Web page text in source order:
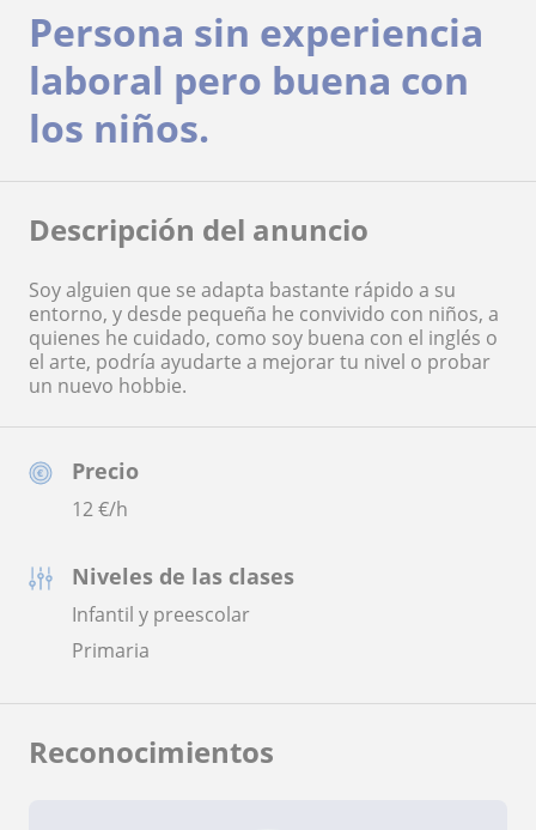
Precio
12€/h
Niveles de las clases
Infantil y preescolar
Primaria
Persona sin experiencia
laboral pero buena con
los niños.
Descripción del anuncio
Soy alguien que se adapta bastante rápido a su
entorno, y desde pequeña he convivido con niños, a
quienes he cuidado, como soy buena con el inglés o
el arte, podría ayudarte a mejorar tu nivel o probar
un nuevo hobbie.
Reconocimientos